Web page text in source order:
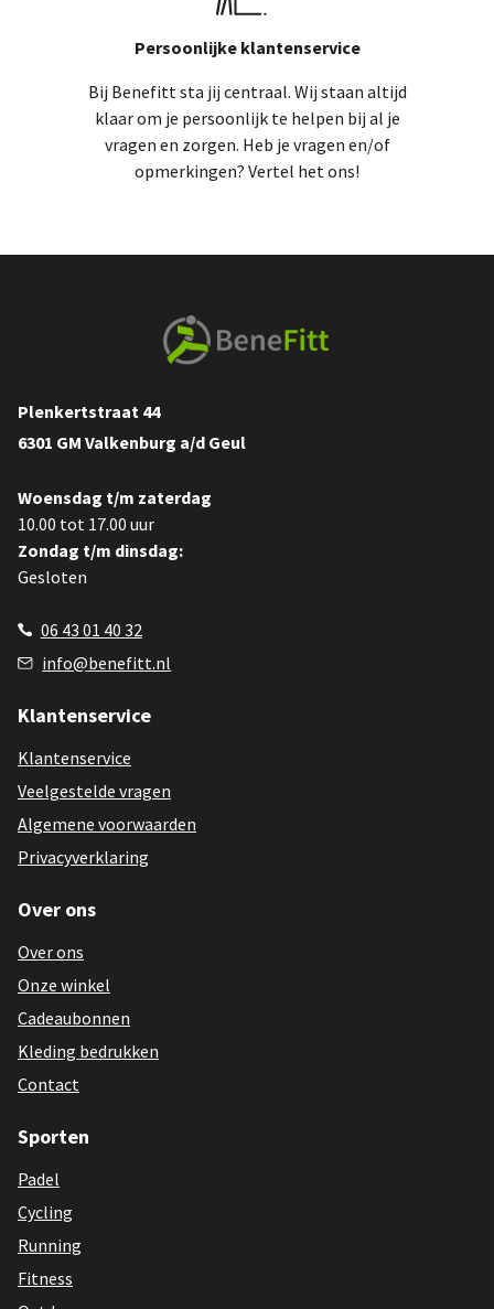
Persoonlijke klantenservice
Bij Benefitt sta jij centraal. Wij staan altijd
klaar om je persoonlijk te helpen bij al je
vragen en zorgen. Heb je vragen en/of
opmerkingen? Vertel het ons!
Plenkertstraat 44
6301 GM Valkenburg a/d Geul
Woensdag t/m zaterdag
10.00 tot 17.00 uur
Zondag t/m dinsdag:
Gesloten
06 43 01 40 32
info@benefitt.nl
Klantenservice
Klantenservice
Veelgestelde vragen
Algemene voorwaarden
Privacyverklaring
Over ons
Over ons
Onze winkel
Cadeaubonnen
Kleding bedrukken
Contact
Sporten
Padel
Cycling
Running
Fitness